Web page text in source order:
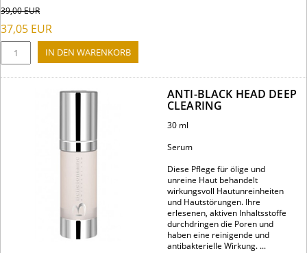
39,00EUR
37,05 EUR
ANTI-BLACK HEAD DEEP
CLEARING
30 ml
Serum
Diese Pflege für ölige und
unreine Haut behandelt
wirkungsvoll Hautunreinheiten
und Hautstörungen. Ihre
erlesenen, aktiven Inhaltsstoffe
durchdringen die Poren und
haben eine reinigende und
antibakterielle Wirkung. ...